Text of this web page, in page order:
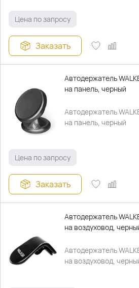
Цена по запросу
Заказать
Автодержатель
на панель, черный
Автодержатель
на панель, черный
Цена по запросу
Заказать
Автодержатель
на воздуховод,
Автодержатель
на воздуховод,